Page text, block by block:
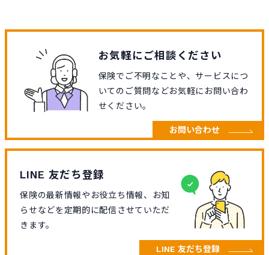
お気軽にご相談ください
保険でご不明なことや、サービスにつ
いてのご質問などお気軽にお問い合わ
せください。
お問い合わせ
LINE 友だち登録
保険の最新情報やお役立ち情報、お知
らせなどを定期的に配信させていただ
きます。
LINE 友だち登録